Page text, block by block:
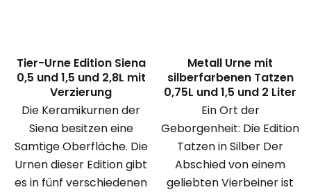
Tier-Urne Edition Siena
0,5 und 1,5 und 2,8L mit
Verzierung
Die Keramikurnen der
Siena besitzen eine
Samtige Oberfläche. Die
Urnen dieser Edition gibt
es in fünf verschiedenen
Metall Urne mit
silberfarbenen Tatzen
0,75L und 1,5 und 2 Liter
Ein Ort der
Geborgenheit: Die Edition
Tatzen in Silber Der
Abschied von einem
geliebten Vierbeiner ist